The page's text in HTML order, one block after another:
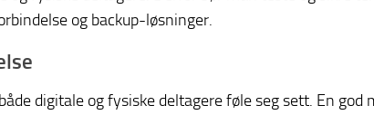
og backup-løsninger.
digitale og fysiske deltagere føle seg sett. En god